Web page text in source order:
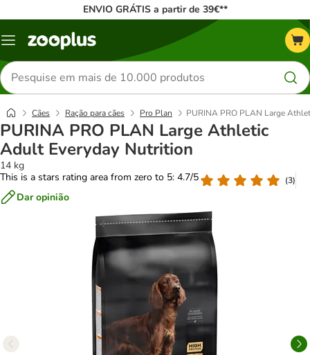
ENVIO GRÁTIS a partir de 39€**
Menu
Pesquisar
produtos
Cães Ração para cães Pro Plan PURINA PRO PLAN Large
PURINA PRO PLAN Large Athletic
Adult Everyday Nutrition
14 kg
This is a stars rating area from zero to 5: 4.7/5
(3)
Dar opinião